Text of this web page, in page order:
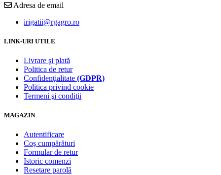
Adresa de email
irigatii@rgagro.ro
LINK-URI UTILE
Livrare şi plată
Politica de retur
Confidenţialitate (GDPR)
Politica privind cookie
Termeni şi condiţii
MAGAZIN
Autentificare
Coş cumpărături
Formular de retur
Istoric comenzi
Resetare parolă